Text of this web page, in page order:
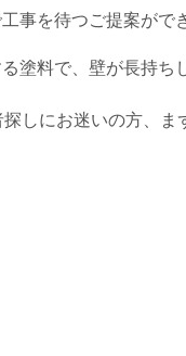
事を待つご提案がで
塗料で、壁が長持
しにお迷いの方、